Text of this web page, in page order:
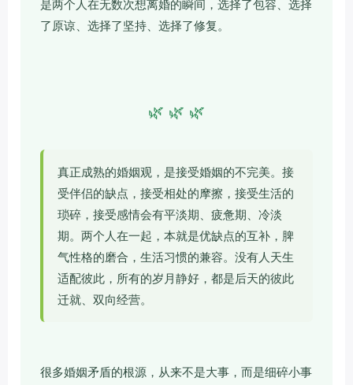
是两个人在无数次想离婚的瞬间，选择了包容、选择
了原谅、选择了坚持、选择了修复。
🌿 🌿 🌿
真正成熟的婚姻观，是接受婚姻的不完美。接
受伴侣的缺点，接受相处的摩擦，接受生活的
琐碎，接受感情会有平淡期、疲惫期、冷淡
期。两个人在一起，本就是优缺点的互补，脾
气性格的磨合，生活习惯的兼容。没有人天生
适配彼此，所有的岁月静好，都是后天的彼此
迁就、双向经营。
很多婚姻矛盾的根源，从来不是大事，而是细碎小事